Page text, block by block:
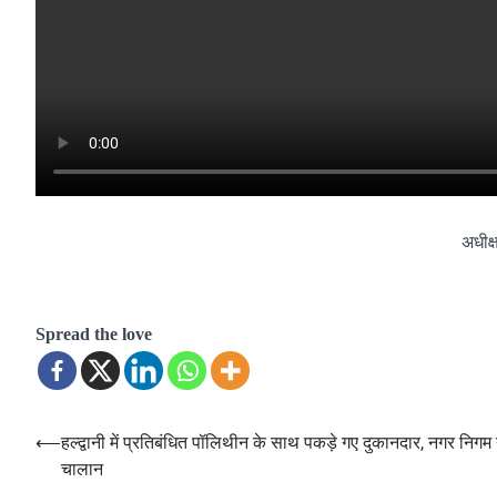
Spread the love
Post
navigation
⟵हल्द्वानी में प्रतिबंधित पॉलिथीन के साथ पकड़े गए दुकानदार, नगर निगम
चालान